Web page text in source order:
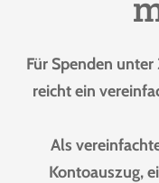
Für Spenden
reicht ein
Als
Kontoauszug,